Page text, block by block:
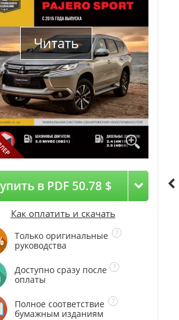
Читать
в PDF 50.78 $
Как оплатить и скачать
Только оригинальные
руководства
Доступно сразу после
оплаты
Полное соответствие
бумажным изданиям